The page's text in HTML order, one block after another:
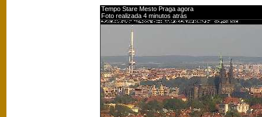
Tempo Stare Mesto Praga agora
Foto realizada 4 minutos atrás